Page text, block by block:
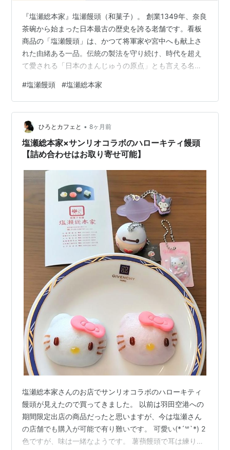
『塩瀬総本家』塩瀬饅頭（和菓子）。 創業1349年、奈良
茶碗から始まった日本最古の歴史を誇る老舗です。看板
商品の「塩瀬饅頭」は、かつて将軍家や宮中へも献上さ
れた由緒ある一品。伝統の製法を守り続け、時代を超え
て愛される「日本のまんじゅうの原点」とも言える名店
#塩瀬饅頭 #塩瀬総本家
ひろとカフェと • 8ヶ月前
塩瀬総本家×サンリオコラボのハローキティ饅頭
【詰め合わせはお取り寄せ可能】
塩瀬総本家さんのお店でサンリオコラボのハローキティ
饅頭が見えたので買ってきました。 以前は羽田空港への
期間限定出店の商品だったと思いますが、今は塩瀬さん
の店舗でも購入が可能で有り難いです。 可愛い(*´꒳`*) 2
色ですが、味は一緒なようです。 薯蕷饅頭で耳は練り切